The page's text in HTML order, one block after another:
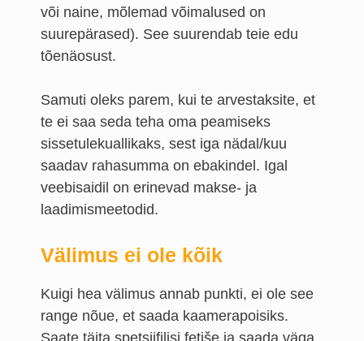
või naine, mõlemad võimalused on
suurepärased). See suurendab teie edu
tõenäosust.
Samuti oleks parem, kui te arvestaksite, et
te ei saa seda teha oma peamiseks
sissetulekuallikaks, sest iga nädal/kuu
saadav rahasumma on ebakindel. Igal
veebisaidil on erinevad makse- ja
laadimismeetodid.
Välimus ei ole kõik
Kuigi hea välimus annab punkti, ei ole see
range nõue, et saada kaamerapoisiks.
Saate täita spetsiifilisi fetiše ja saada väga